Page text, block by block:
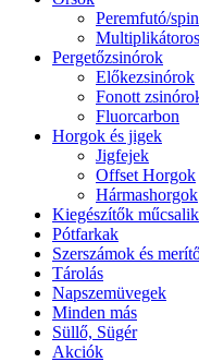
Peremfutó/
Pergetőzsinórok
Előkezsinórok
Fonott
Fluorcarbon
Horgok és jigek
Jigfejek
Offset Horgok
Hármashorgok
Kiegészítők
Pótfarkak
Szerszámok és
Tárolás
Napszemüvegek
Minden más
Süllő, Sügér
Akciók